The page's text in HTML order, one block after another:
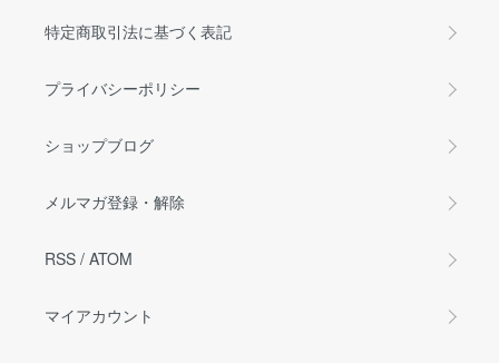
特定商取引法に基づく表記
プライバシーポリシー
ショップブログ
メルマガ登録・解除
RSS / ATOM
マイアカウント